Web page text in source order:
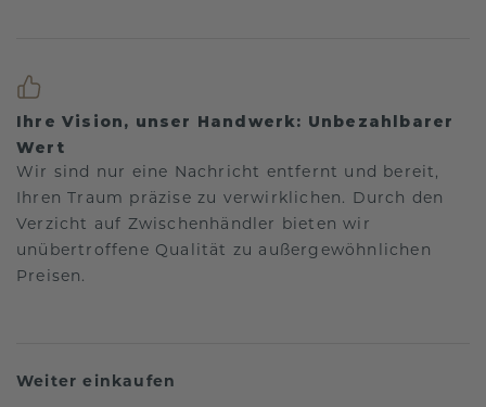
Ihre Vision, unser Handwerk: Unbezahlbarer
Wert
Wir sind nur eine Nachricht entfernt und bereit,
Ihren Traum präzise zu verwirklichen. Durch den
Verzicht auf Zwischenhändler bieten wir
unübertroffene Qualität zu außergewöhnlichen
Preisen.
Weiter einkaufen